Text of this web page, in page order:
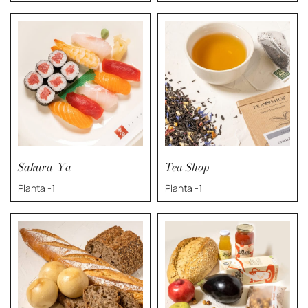
Sakura-Ya
Planta -1
Tea Shop
Planta -1